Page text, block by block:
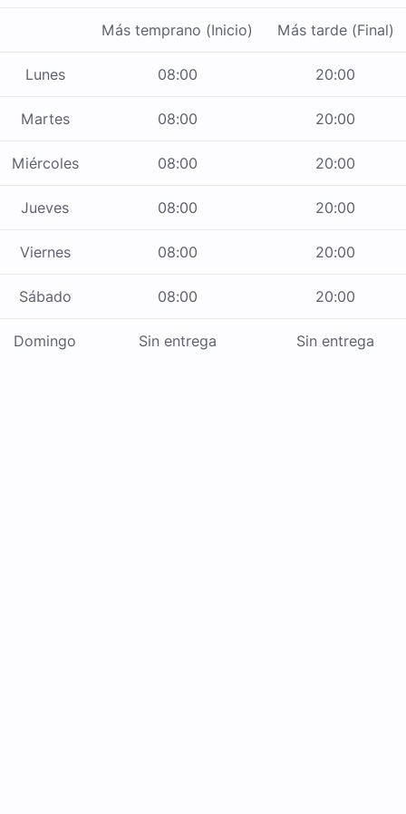
Más temprano (Inicio) Más tarde (Final)
Lunes 08:00 20:00
Martes 08:00 20:00
Miércoles 08:00 20:00
Jueves 08:00 20:00
Viernes 08:00 20:00
Sábado 08:00 20:00
Domingo Sin entrega Sin entrega